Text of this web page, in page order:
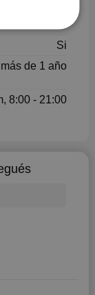
Si
más de 1 año
8:00 - 21:00